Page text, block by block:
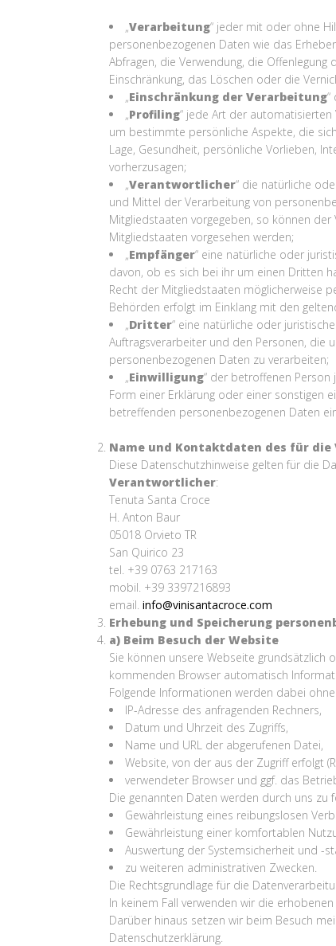
„Verarbeitung“ jeder mit oder ohne
personenbezogenen Daten wie das
Abfragen, die Verwendung, die
Einschränkung, das Löschen oder die
„Einschränkung der Verarbeitung“
„Profiling“ jede Art der
um bestimmte persönliche Aspekte, die
Lage, Gesundheit, persönliche Vorlieben,
vorherzusagen;
„Verantwortlicher“ die natürliche
und Mittel der Verarbeitung von
Mitgliedstaaten vorgegeben, so können
Mitgliedstaaten vorgesehen werden;
„Empfänger“ eine natürliche oder
davon, ob es sich bei ihr um einen Dritten
Recht der Mitgliedstaaten möglicherweise
Behörden erfolgt im Einklang mit den
„Dritter“ eine natürliche oder
Auftragsverarbeiter und den Personen, die
personenbezogenen Daten zu verarbeiten;
„Einwilligung“ der betroffenen
Form einer Erklärung oder einer sonstigen
betreffenden personenbezogenen Daten
Name und Kontaktdaten des für
Diese Datenschutzhinweise gelten für die
Verantwortlicher:
Tenuta Santa Croce
H. Anton Baur
05018 Orvieto TR
San Quirico 23
tel. +39 0763 217163
mobil. +39 3397216893
email. info@vinisantacroce.com
Erhebung und Speicherung
a) Beim Besuch der Website
Sie können unsere Webseite grundsätzlich
kommenden Browser automatisch
Folgende Informationen werden dabei
IP-Adresse des anfragenden Rechners,
Datum und Uhrzeit des Zugriffs,
Name und URL der abgerufenen Datei,
Website, von der aus der Zugriff erfolgt
verwendeter Browser und ggf. das
Die genannten Daten werden durch uns zu
Gewährleistung eines reibungslosen
Gewährleistung einer komfortablen
Auswertung der Systemsicherheit und -
zu weiteren administrativen Zwecken.
Die Rechtsgrundlage für die
In keinem Fall verwenden wir die
Darüber hinaus setzen wir beim Besuch
Datenschutzerklärung.